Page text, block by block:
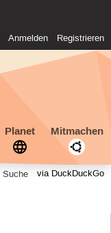
Anmelden Registrieren
Planet Mitmachen
via DuckDuckGo